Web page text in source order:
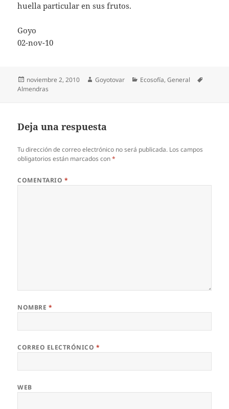
huella particular en sus frutos.
Goyo
02-nov-10
Publicado
el
noviembre 2, 2010 Autor
Goyotovar Categorías
Ecosofía,General
Almendras
Deja una respuesta
Tu dirección de correo electrónico no será publicada. Los campos
obligatorios están marcados con*
COMENTARIO *
NOMBRE *
CORREO ELECTRÓNICO *
WEB